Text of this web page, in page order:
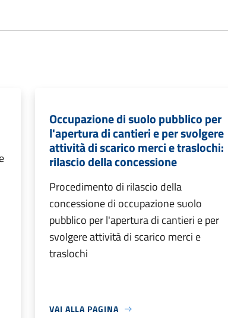
Occupazione di suolo pubblico per
l'apertura di cantieri e per svolgere
attività di scarico merci e traslochi:
rilascio della concessione
Procedimento di rilascio della
concessione di occupazione suolo
pubblico per l'apertura di cantieri e per
svolgere attività di scarico merci e
traslochi
VAI ALLA PAGINA